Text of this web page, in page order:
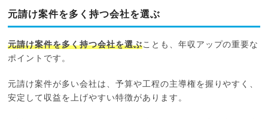
元請け案件を多く持つ会社を選ぶ
元請け案件を多く持つ会社を選ぶことも、年収アップの重要な
ポイントです。
元請け案件が多い会社は、予算や工程の主導権を握りやすく、
安定して収益を上げやすい特徴があります。